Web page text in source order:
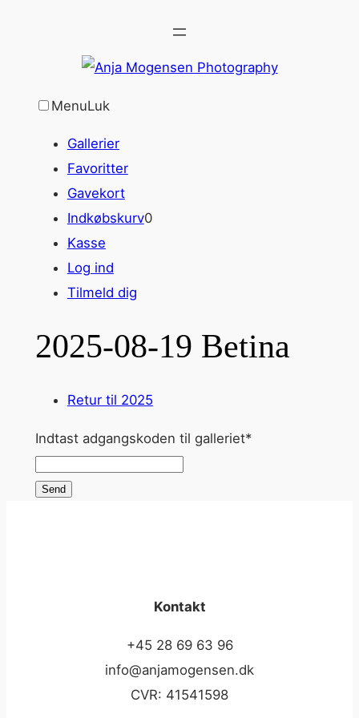
MenuLuk
Gallerier
Favoritter
Gavekort
Indkøbskurv0
Kasse
Log ind
Tilmeld dig
2025-08-19 Betina
Retur til 2025
Indtast adgangskoden til galleriet*
Send
Kontakt
+45 28 69 63 96
info@anjamogensen.dk
CVR: 41541598